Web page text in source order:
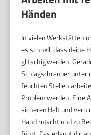
Händen
In vielen Werkstätten
es schnell, dass deine
glitschig werden.
Schlagschrauber unter
feuchten Stellen
Problem werden. Eine
sicheren Halt und
Hand rutscht und zu